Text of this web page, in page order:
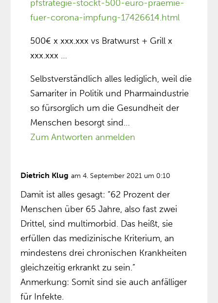
pfstrategie-stockt-500-euro-praemie-
fuer-corona-impfung-17426614.html
500€ x xxx.xxx vs Bratwurst + Grill x
xxx.xxx …
Selbstverständlich alles lediglich, weil die
Samariter in Politik und Pharmaindustrie
so fürsorglich um die Gesundheit der
Menschen besorgt sind…
Zum Antworten anmelden
Dietrich Klug am 4. September 2021 um 0:10
Damit ist alles gesagt: “62 Prozent der
Menschen über 65 Jahre, also fast zwei
Drittel, sind multimorbid. Das heißt, sie
erfüllen das medizinische Kriterium, an
mindestens drei chronischen Krankheiten
gleichzeitig erkrankt zu sein.”
Anmerkung: Somit sind sie auch anfälliger
für Infekte.